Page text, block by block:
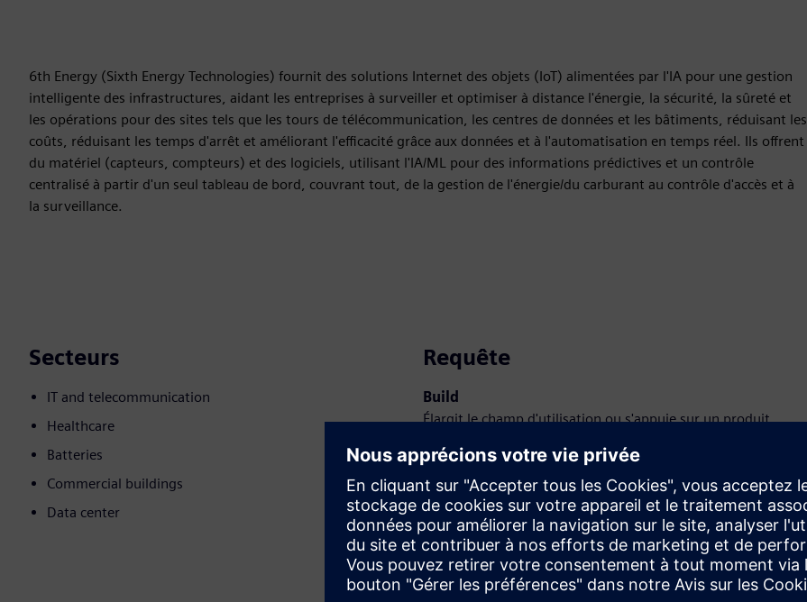
6th Energy (Sixth Energy Technologies) fournit des solutions Internet des objets (IoT) alimentées par l'IA pour une gestion
intelligente des infrastructures, aidant les entreprises à surveiller et optimiser à distance l'énergie, la sécurité, la sûreté et
les opérations pour des sites tels que les tours de télécommunication, les centres de données et les bâtiments, réduisant les
coûts, réduisant les temps d'arrêt et améliorant l'efficacité grâce aux données et à l'automatisation en temps réel. Ils offrent
du matériel (capteurs, compteurs) et des logiciels, utilisant l'IA/ML pour des informations prédictives et un contrôle
centralisé à partir d'un seul tableau de bord, couvrant tout, de la gestion de l'énergie/du carburant au contrôle d'accès et à
la surveillance.
Secteurs
IT and telecommunication
Healthcare
Batteries
Commercial buildings
Data center
Requête
Build
Élargit le champ d'utilisation ou s'appuie sur un produit
produit, ou crée une nouvelle solution client via
l'intégration du produit Siemens Xcelerator et de son
propre produit
Sell
Revendez et co-vendez des logiciels et des appareils
numériques avec Siemens Xcelerator